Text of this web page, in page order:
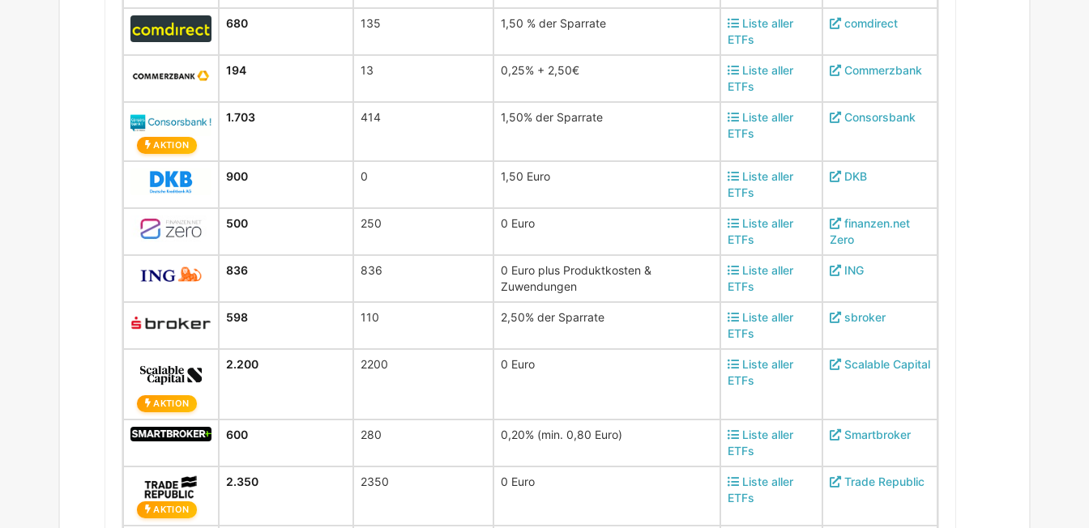
680 135 1,50 % der Sparrate
Liste aller
ETFs
comdirect
194 13 0,25% + 2,50€
Liste aller
ETFs
Commerzbank
AKTION
1.703 414 1,50% der Sparrate
Liste aller
ETFs
Consorsbank
900 0 1,50 Euro
Liste aller
ETFs
DKB
500 250 0 Euro
Liste aller
ETFs
finanzen.net
Zero
836 836
0 Euro plus Produktkosten &
Zuwendungen
Liste aller
ETFs
ING
598 110 2,50% der Sparrate
Liste aller
ETFs
sbroker
AKTION
2.200 2200 0 Euro
Liste aller
ETFs
Scalable Capital
600 280 0,20% (min. 0,80 Euro)
Liste aller
ETFs
Smartbroker
AKTION
2.350 2350 0 Euro
Liste aller
ETFs
Trade Republic